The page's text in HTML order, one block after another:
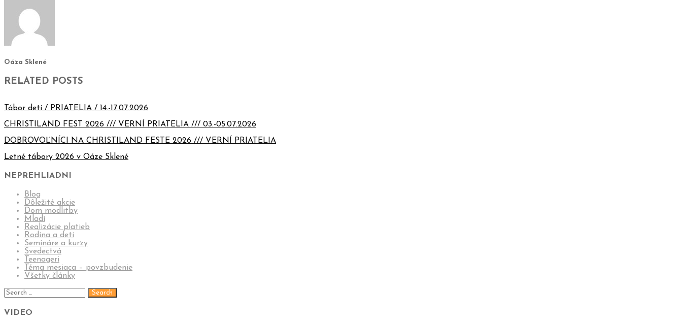
Oáza Sklené
RELATED POSTS
Tábor detí / PRIATELIA / 14.-17.07.2026
CHRISTILAND FEST 2026 /// VERNÍ PRIATELIA /// 03.-05.07.2026
DOBROVOĽNÍCI NA CHRISTILAND FESTE 2026 /// VERNÍ PRIATELIA
Letné tábory 2026 v Oáze Sklené
NEPREHLIADNI
Blog
Dôležité akcie
Dom modlitby
Mladí
Realizácie platieb
Rodina a deti
Semináre a kurzy
Svedectvá
Teenageri
Téma mesiaca – povzbudenie
Všetky články
VIDEO